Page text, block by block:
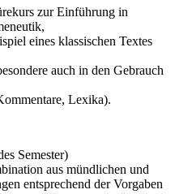
zur Einführung in
eines klassischen Textes
auch in den Gebrauch
Lexika).
Semester)
aus mündlichen und
entsprechend der Vorgaben